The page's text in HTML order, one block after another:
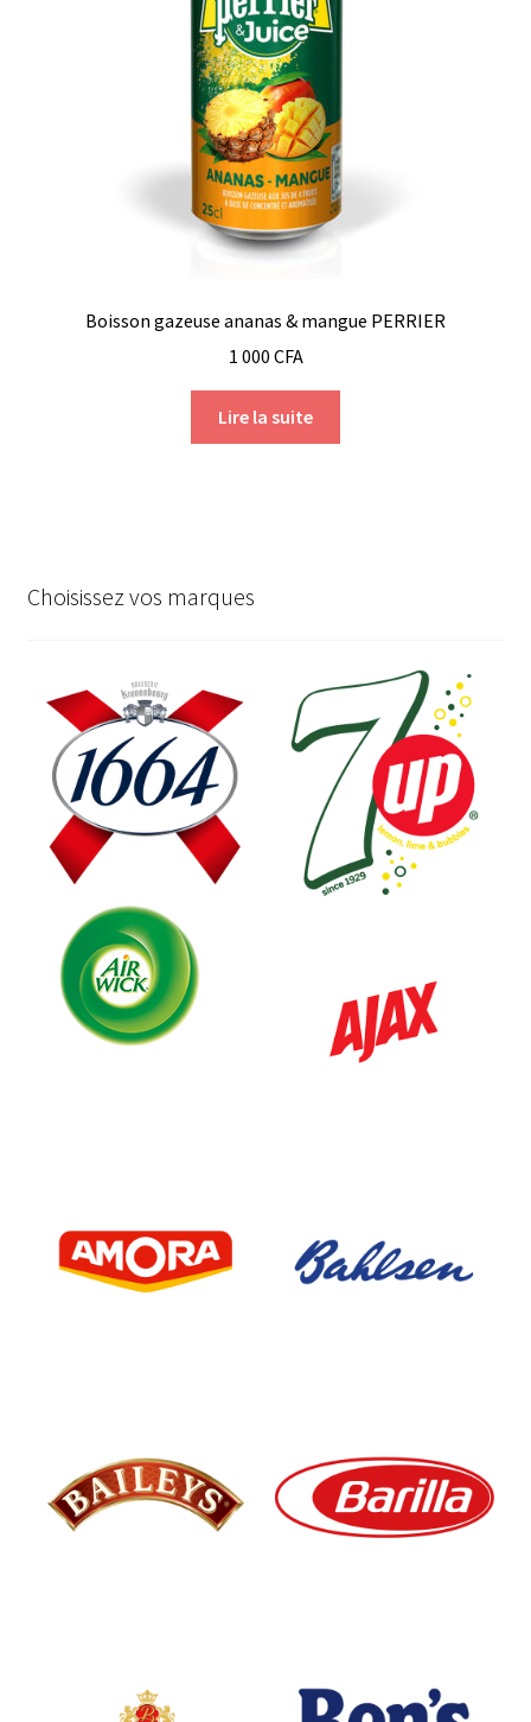
Boisson gazeuse ananas & mangue PERRIER
1 000 CFA
Lire la suite
Choisissez vos marques